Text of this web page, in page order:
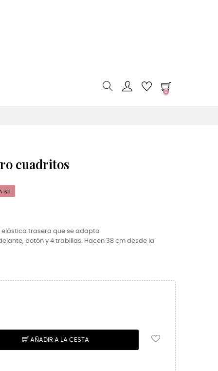
0
cuadritos
15%
elástica trasera que se adapta
botón y 4 trabillas. Hacen 38 cm desde la
AÑADIR A LA CESTA